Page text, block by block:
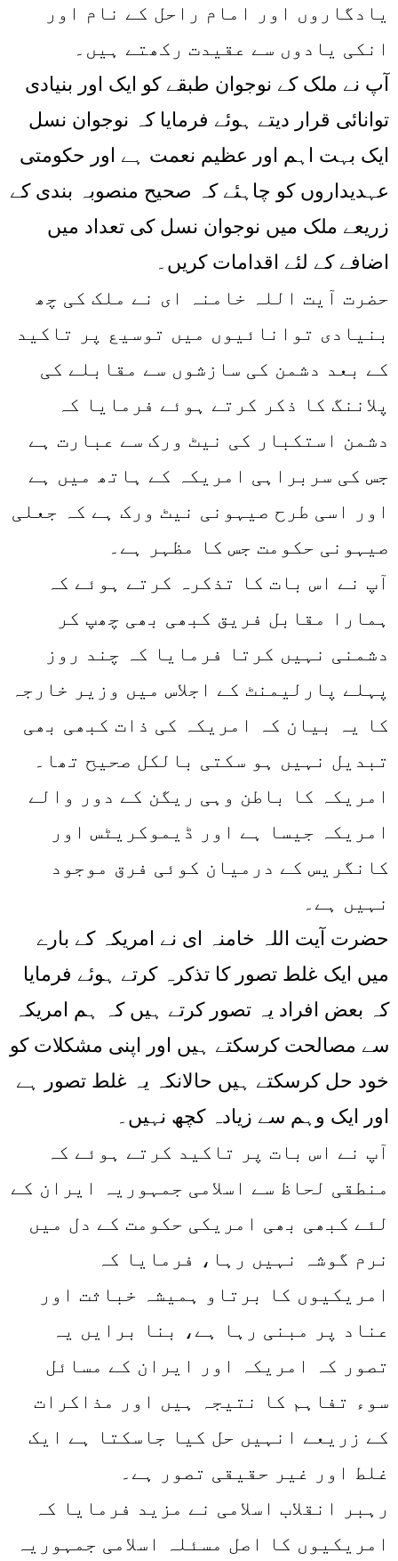
یادگاروں اور امام راحل کے نام اور
انکی یادوں سے عقیدت رکھتے ہیں۔
آپ نے ملک کے نوجوان طبقے کو ایک اور بنیادی
توانائی قرار دیتے ہوئے فرمایا کہ نوجوان نسل
ایک بہت اہم اور عظیم نعمت ہے اور حکومتی
عہدیداروں کو چاہئے کہ صحیح منصوبہ بندی کے
زریعے ملک میں نوجوان نسل کی تعداد میں
اضافے کے لئے اقدامات کریں۔
حضرت آیت اللہ خامنہ ای نے ملک کی چھ
بنیادی توانائیوں میں توسیع پر تاکید
کے بعد دشمن کی سازشوں سے مقابلے کی
پلاننگ کا ذکر کرتے ہوئے فرمایا کہ
دشمن استکبار کی نیٹ ورک سے عبارت ہے
جس کی سربراہی امریکہ کے ہاتھ میں ہے
اور اسی طرح صیہونی نیٹ ورک ہے کہ جعلی
صیہونی حکومت جس کا مظہر ہے۔
آپ نے اس بات کا تذکرہ کرتے ہوئے کہ
ہمارا مقابل فریق کبھی بھی چھپ کر
دشمنی نہیں کرتا فرمایا کہ چند روز
پہلے پارلیمنٹ کے اجلاس میں وزیر خارجہ
کا یہ بیان کہ امریکہ کی ذات کبھی بھی
تبدیل نہیں ہو سکتی بالکل صحیح تھا۔
امریکہ کا باطن وہی ریگن کے دور والے
امریکہ جیسا ہے اور ڈیموکریٹس اور
کانگریس کے درمیان کوئی فرق موجود
نہیں ہے۔
حضرت آیت اللہ خامنہ ای نے امریکہ کے بارے
میں ایک غلط تصور کا تذکرہ کرتے ہوئے فرمایا
کہ بعض افراد یہ تصور کرتے ہیں کہ ہم امریکہ
سے مصالحت کرسکتے ہیں اور اپنی مشکلات کو
خود حل کرسکتے ہیں حالانکہ یہ غلط تصور ہے
اور ایک وہم سے زیادہ کچھ نہیں۔
آپ نے اس بات پر تاکید کرتے ہوئے کہ
منطقی لحاظ سے اسلامی جمہوریہ ایران کے
لئے کبھی بھی امریکی حکومت کے دل میں
نرم گوشہ نہیں رہا، فرمایا کہ
امریکیوں کا برتاو ہمیشہ خباثت اور
عناد پر مبنی رہا ہے، بنا برایں یہ
تصور کہ امریکہ اور ایران کے مسائل
سوء تفاہم کا نتیجہ ہیں اور مذاکرات
کے زریعے انہیں حل کیا جاسکتا ہے ایک
غلط اور غیر حقیقی تصور ہے۔
رہبر انقلاب اسلامی نے مزید فرمایا کہ
امریکیوں کا اصل مسئلہ اسلامی جمہوریہ